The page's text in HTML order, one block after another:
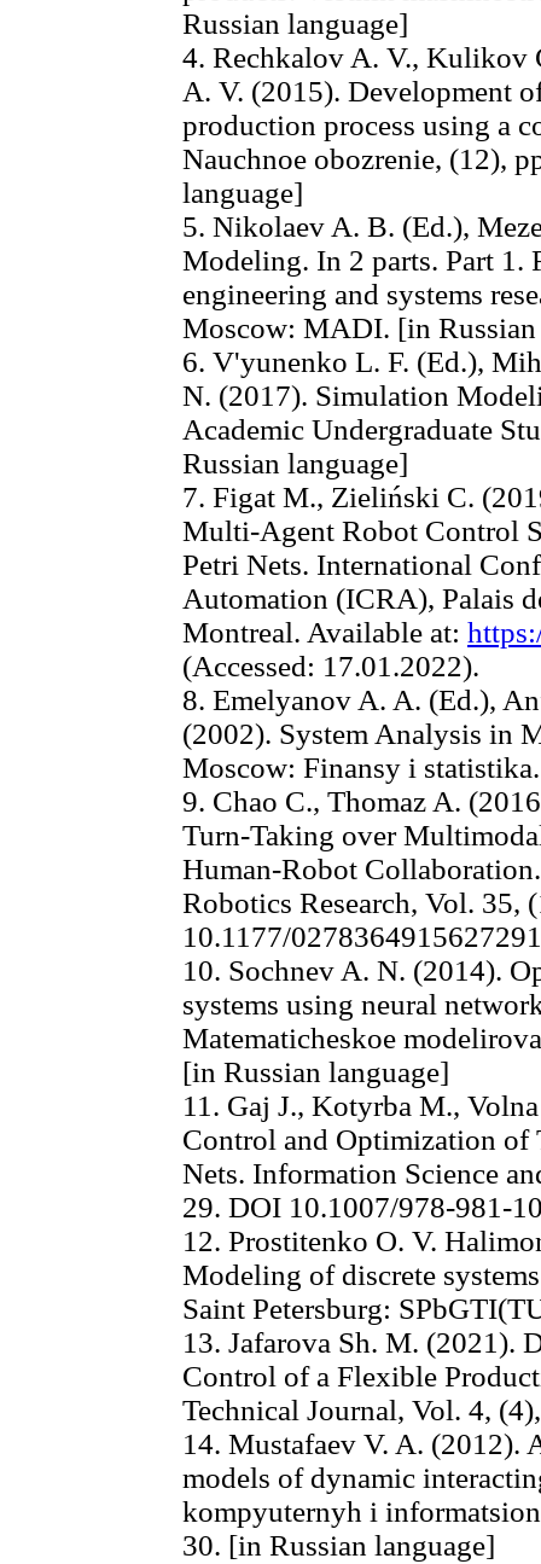
Russian language]
4. Rechkalov A. V., Kulikov
A. V. (2015). Development
production process using a
Nauchnoe obozrenie, (12),
language]
5. Nikolaev A. B. (Ed.),
Modeling. In 2 parts. Part 1.
engineering and systems
Moscow: MADI. [in Russian
6. V'yunenko L. F. (Ed.),
N. (2017). Simulation
Academic Undergraduate
Russian language]
7. Figat M., Zieliński C.
Multi-Agent Robot Control
Petri Nets. International
Automation (ICRA), Palais
Montreal. Available at:
(Accessed: 17.01.2022).
8. Emelyanov A. A. (Ed.),
(2002). System Analysis in
Moscow: Finansy i
9. Chao C., Thomaz A.
Turn-Taking over
Human-Robot
Robotics Research, Vol. 35,
10.1177/0278364915627291
10. Sochnev A. N. (2014).
systems using neural
Matematicheskoe
[in Russian language]
11. Gaj J., Kotyrba M.,
Control and Optimization of
Nets. Information Science
29. DOI 10.1007/978-981-
12. Prostitenko O. V.
Modeling of discrete
Saint Petersburg:
13. Jafarova Sh. M. (2021).
Control of a Flexible
Technical Journal, Vol. 4,
14. Mustafaev V. A. (2012).
models of dynamic
kompyuternyh i
30. [in Russian language]